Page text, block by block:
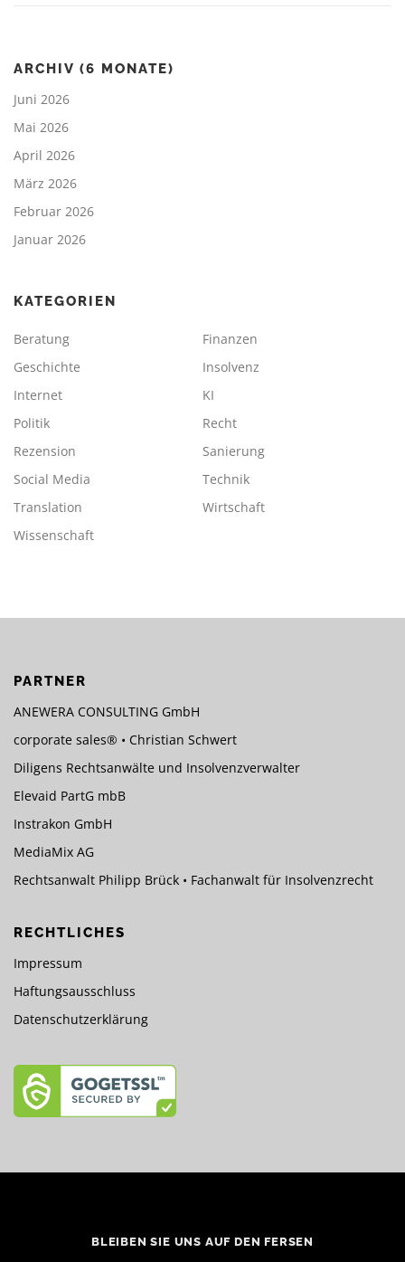
ARCHIV (6 MONATE)
Juni 2026
Mai 2026
April 2026
März 2026
Februar 2026
Januar 2026
KATEGORIEN
Beratung
Finanzen
Geschichte
Insolvenz
Internet
KI
Politik
Recht
Rezension
Sanierung
Social Media
Technik
Translation
Wirtschaft
Wissenschaft
PARTNER
ANEWERA CONSULTING GmbH
corporate sales® • Christian Schwert
Diligens Rechtsanwälte und Insolvenzverwalter
Elevaid PartG mbB
Instrakon GmbH
MediaMix AG
Rechtsanwalt Philipp Brück • Fachanwalt für Insolvenzrecht
RECHTLICHES
Impressum
Haftungsausschluss
Datenschutzerklärung
BLEIBEN SIE UNS AUF DEN FERSEN